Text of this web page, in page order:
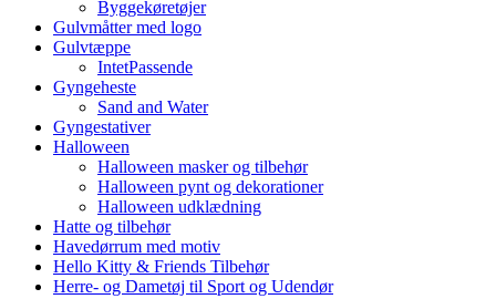
Byggekøretøjer
Gulvmåtter med logo
Gulvtæppe
IntetPassende
Gyngeheste
Sand and Water
Gyngestativer
Halloween
Halloween masker og tilbehør
Halloween pynt og dekorationer
Halloween udklædning
Hatte og tilbehør
Havedørrum med motiv
Hello Kitty & Friends Tilbehør
Herre- og Dametøj til Sport og Udendør